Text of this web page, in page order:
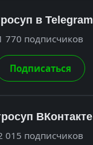
в Telegram
770 подписчиков
Подписаться
ВКонтакте
015 подписчиков